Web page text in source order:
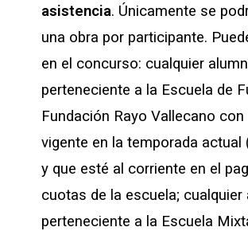
asistencia. Únicamente se
una obra por participante.
en el concurso: cualquier
perteneciente a la Escuela de
Fundación Rayo Vallecano
vigente en la temporada actual
y que esté al corriente en el
cuotas de la escuela; cualquier
perteneciente a la Escuela